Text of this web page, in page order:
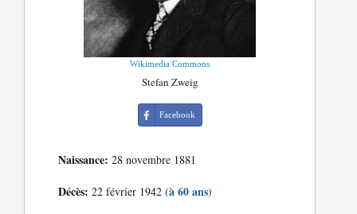
Wikimedia Commons
Stefan Zweig
Facebook
Naissance: 28 novembre 1881
Décès: 22 février 1942(à 60 ans)